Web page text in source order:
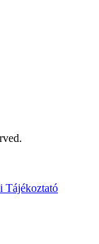
Tájékoztató